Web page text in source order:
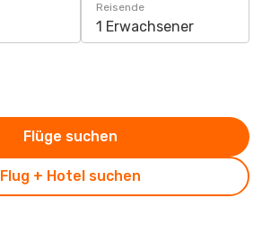
Reisende
1 Erwachsener
Flug + Hotel suchen
Flüge suchen